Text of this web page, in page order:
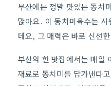
부산에는 정말 맛있는 동치
많아요. 이 동치미육수는
데요, 그 매력은 바로 신선
부산의 한 맛집에서는 매일
재료로 동치미를 담가낸다